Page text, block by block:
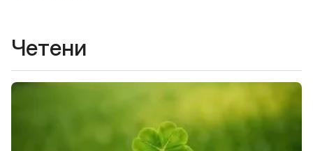
Четени